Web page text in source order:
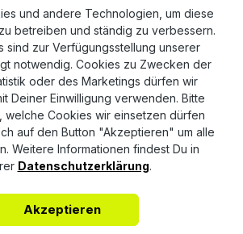
& Co. KG
und Facebook
und andere Technologien, um diese
betreiben und ständig zu verbessern.
sind zur Verfügungsstellung unserer
notwendig. Cookies zu Zwecken der
oder des Marketings dürfen wir
Deiner Einwilligung verwenden. Bitte
welche Cookies wir einsetzen dürfen
auf den Button "Akzeptieren" um alle
Weitere Informationen findest Du in
Datenschutzerklärung.
Akzeptieren